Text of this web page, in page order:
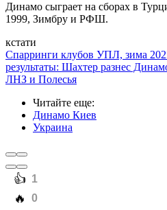
Динамо сыграет на сборах в
1999, Зимбру и РФШ.
кстати
Спарринги клубов УПЛ, зима
результаты: Шахтер разнес
ЛНЗ и Полесья
Читайте еще:
Динамо Киев
Украина
️👍 1
️🔥 0